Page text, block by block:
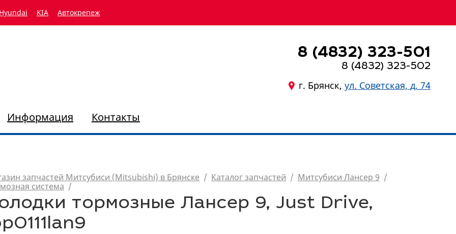
KIA Автокрепеж
8 (4832) 323-501
8 (4832) 323-502
г. Брянск, ул. Советская, д. 74
Информация Контакты
запчастей Митсубиси (Mitsubishi) в Брянске / Каталог запчастей / Митсубиси Лансер 9 /
система /
тормозные Лансер 9, Just Drive,